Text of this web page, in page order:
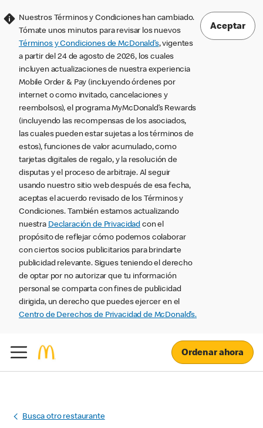
Nuestros Términos y Condiciones han cambiado.
Tómate unos minutos para revisar los nuevos
Términos y Condiciones de McDonald’s, vigentes
a partir del 24 de agosto de 2026, los cuales
incluyen actualizaciones de nuestra experiencia
Mobile Order & Pay (incluyendo órdenes por
internet o como invitado, cancelaciones y
reembolsos), el programa MyMcDonald’s Rewards
(incluyendo las recompensas de los asociados,
las cuales pueden estar sujetas a los términos de
estos), funciones de valor acumulado, como
tarjetas digitales de regalo, y la resolución de
disputas y el proceso de arbitraje. Al seguir
usando nuestro sitio web después de esa fecha,
aceptas el acuerdo revisado de los Términos y
Condiciones. También estamos actualizando
nuestra Declaración de Privacidad con el
propósito de reflejar cómo podemos colaborar
con ciertos socios publicitarios para brindarte
publicidad relevante. Sigues teniendo el derecho
de optar por no autorizar que tu información
personal se comparta con fines de publicidad
dirigida, un derecho que puedes ejercer en el
Centro de Derechos de Privacidad de McDonald’s.
Aceptar
Ordenar ahora
Busca otro restaurante